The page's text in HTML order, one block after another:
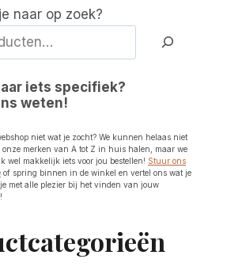
naar op zoek?
iets specifiek?
weten!
niet wat je zocht? We kunnen helaas niet
onze merken van A tot Z in huis halen, maar we
wel makkelijk iets voor jou bestellen! Stuur ons
of spring binnen in de winkel en vertel ons wat je
je met alle plezier bij het vinden van jouw